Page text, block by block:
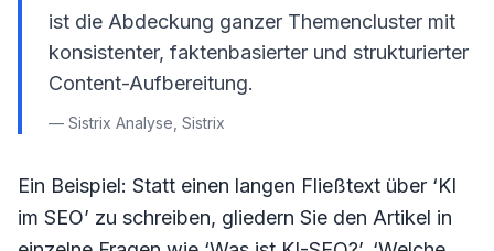
ist die Abdeckung ganzer Themencluster mit
konsistenter, faktenbasierter und strukturierter
Content-Aufbereitung.
— Sistrix Analyse, Sistrix
Ein Beispiel: Statt einen langen Fließtext über ‘KI
im SEO’ zu schreiben, gliedern Sie den Artikel in